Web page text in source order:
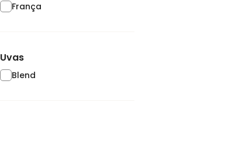
França
Uvas
Blend